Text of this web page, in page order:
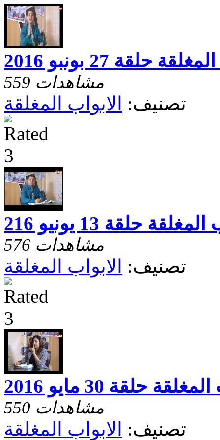
حلقة 27 بونبو 2016
559 مشاهدات
تصنيف: الابواب المغلقة
حلقة 13 يونيو 216
576 مشاهدات
تصنيف: الابواب المغلقة
حلقة 30 مايو 2016
550 مشاهدات
تصنيف: الابواب المغلقة